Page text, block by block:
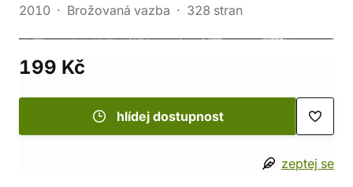
2010
Brožovaná vazba 328 stran
199 Kč
hlídej dostupnost
zeptej se